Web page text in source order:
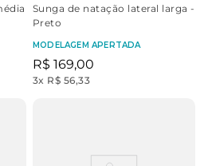
Sunga de natação lateral larga -
Preto
MODELAGEM APERTADA
R$ 169,00
3x R$ 56,33